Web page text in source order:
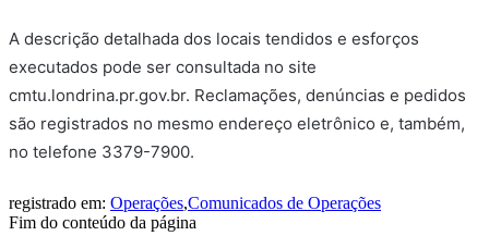
A descrição detalhada dos locais tendidos e esforços
executados pode ser consultada no site
cmtu.londrina.pr.gov.br. Reclamações, denúncias e pedidos
são registrados no mesmo endereço eletrônico e, também,
no telefone 3379-7900.
registrado em: Operações,Comunicados de Operações
Fim do conteúdo da página